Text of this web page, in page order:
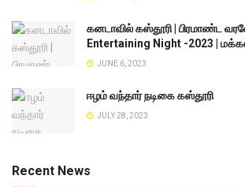
கனடாவில் கஸ்தூரி | பிரமாண்ட
Entertaining Night -2023 |
JUNE 6, 2023
ஈழம் வந்தார் நடிகை கஸ்தூரி
JULY 28, 2023
Recent News